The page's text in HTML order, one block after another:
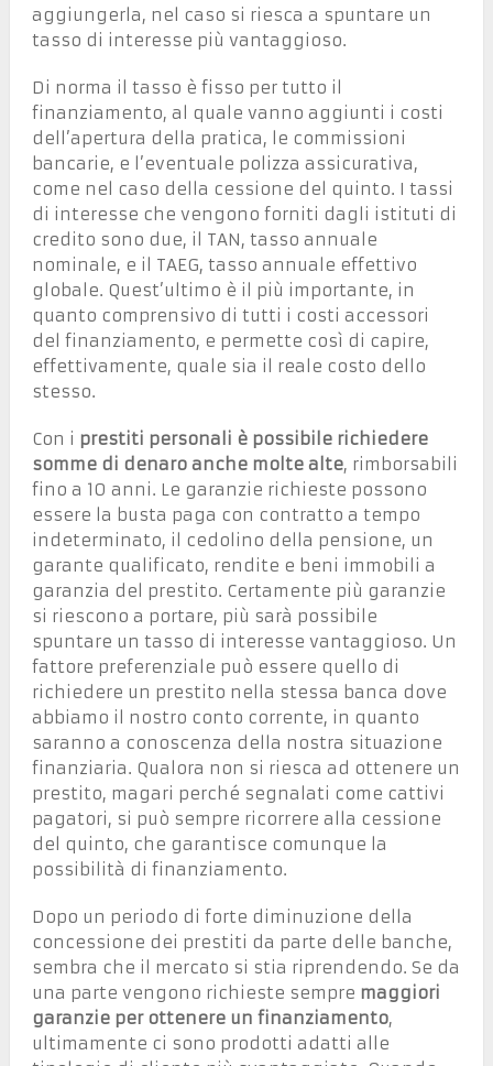
aggiungerla, nel caso si riesca a spuntare un
tasso di interesse più vantaggioso.
Di norma il tasso è fisso per tutto il
finanziamento, al quale vanno aggiunti i costi
dell’apertura della pratica, le commissioni
bancarie, e l’eventuale polizza assicurativa,
come nel caso della cessione del quinto. I tassi
di interesse che vengono forniti dagli istituti di
credito sono due, il TAN, tasso annuale
nominale, e il TAEG, tasso annuale effettivo
globale. Quest’ultimo è il più importante, in
quanto comprensivo di tutti i costi accessori
del finanziamento, e permette così di capire,
effettivamente, quale sia il reale costo dello
stesso.
Con i prestiti personali è possibile richiedere
somme di denaro anche molte alte, rimborsabili
fino a 10 anni. Le garanzie richieste possono
essere la busta paga con contratto a tempo
indeterminato, il cedolino della pensione, un
garante qualificato, rendite e beni immobili a
garanzia del prestito. Certamente più garanzie
si riescono a portare, più sarà possibile
spuntare un tasso di interesse vantaggioso. Un
fattore preferenziale può essere quello di
richiedere un prestito nella stessa banca dove
abbiamo il nostro conto corrente, in quanto
saranno a conoscenza della nostra situazione
finanziaria. Qualora non si riesca ad ottenere un
prestito, magari perché segnalati come cattivi
pagatori, si può sempre ricorrere alla cessione
del quinto, che garantisce comunque la
possibilità di finanziamento.
Dopo un periodo di forte diminuzione della
concessione dei prestiti da parte delle banche,
sembra che il mercato si stia riprendendo. Se da
una parte vengono richieste sempre maggiori
garanzie per ottenere un finanziamento,
ultimamente ci sono prodotti adatti alle